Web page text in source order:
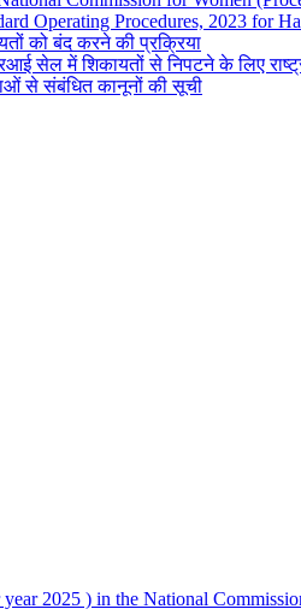
Operating Procedures, 2023 for
को बंद करने की प्रक्रिया
सेल में शिकायतों से निपटने के लिए
से संबंधित कानूनों की सूची
2025 ) in the National